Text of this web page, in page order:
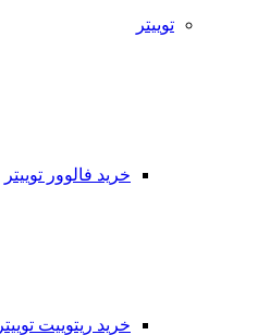
توییتر
خرید فالوور توییتر
خرید ریتوییت توییتر